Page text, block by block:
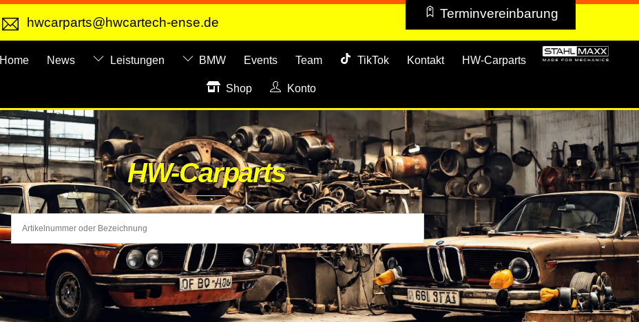
hwcarparts@hwcartech-ense.de
Terminvereinbarung
Home News Leistungen BMW Events Team TikTok Kontakt HW-Carparts
Shop Konto
HW-Carparts